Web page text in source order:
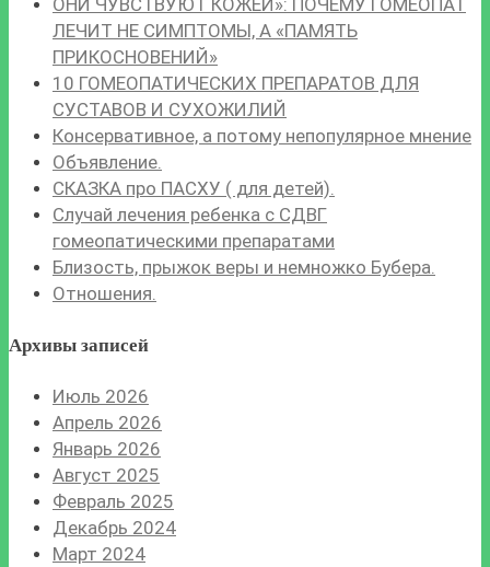
ОНИ ЧУВСТВУЮТ КОЖЕЙ»: ПОЧЕМУ ГОМЕОПАТ
ЛЕЧИТ НЕ СИМПТОМЫ, А «ПАМЯТЬ
ПРИКОСНОВЕНИЙ»
10 ГОМЕОПАТИЧЕСКИХ ПРЕПАРАТОВ ДЛЯ
СУСТАВОВ И СУХОЖИЛИЙ
Консервативное, а потому непопулярное мнение
Объявление.
СКАЗКА про ПАСХУ ( для детей).
Случай лечения ребенка с СДВГ
гомеопатическими препаратами
Близость, прыжок веры и немножко Бубера.
Отношения.
Архивы записей
Июль 2026
Апрель 2026
Январь 2026
Август 2025
Февраль 2025
Декабрь 2024
Март 2024